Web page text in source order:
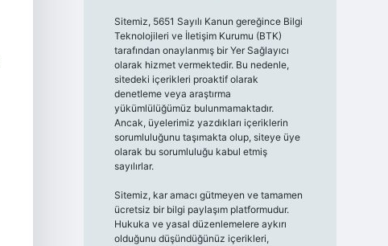
Sitemiz, 5651 Sayılı Kanun gereğince Bilgi
Teknolojileri ve İletişim Kurumu (BTK)
tarafından onaylanmış bir Yer Sağlayıcı
olarak hizmet vermektedir. Bu nedenle,
sitedeki içerikleri proaktif olarak
denetleme veya araştırma
yükümlülüğümüz bulunmamaktadır.
Ancak, üyelerimiz yazdıkları içeriklerin
sorumluluğunu taşımakta olup, siteye üye
olarak bu sorumluluğu kabul etmiş
sayılırlar.
Sitemiz, kar amacı gütmeyen ve tamamen
ücretsiz bir bilgi paylaşım platformudur.
Hukuka ve yasal düzenlemelere aykırı
olduğunu düşündüğünüz içerikleri,